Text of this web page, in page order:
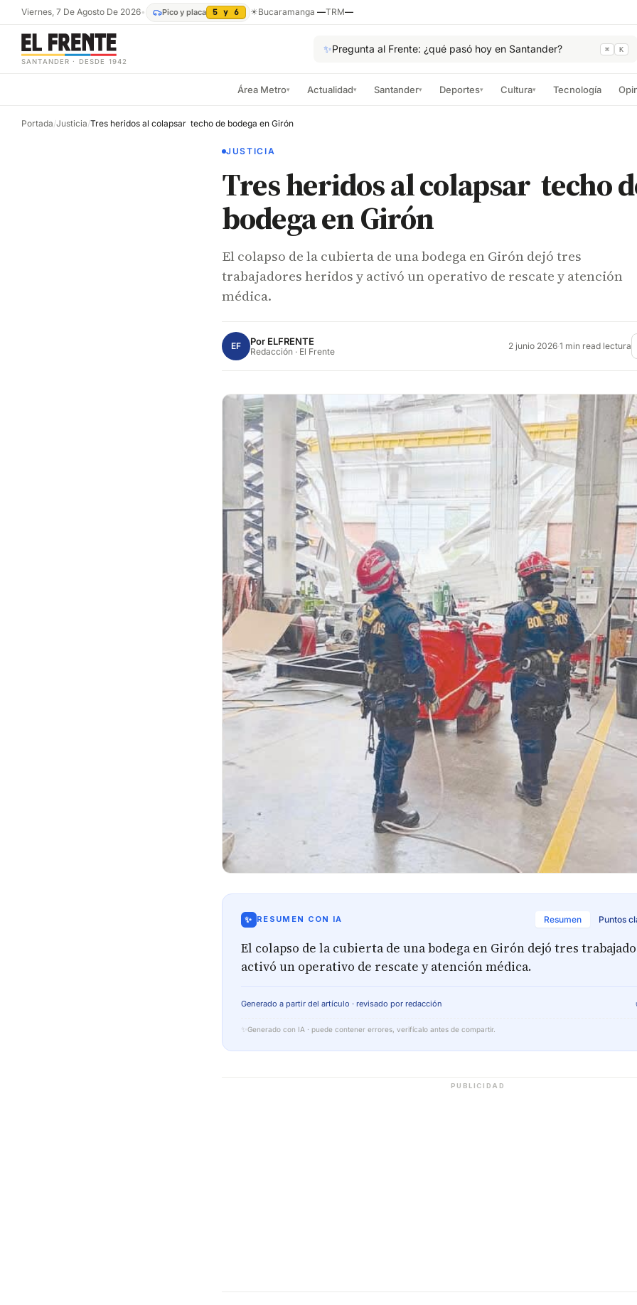
Viernes, 7 De Agosto De 2026• Pico y placa 5 y 6 ☀Bucaramanga —TRM—
SANTANDER · DESDE 1942
✨Pregunta al Frente: ¿qué pasó hoy en Santander? ⌘ K
Área Metro▾ Actualidad▾ Santander▾ Deportes▾ Cultura▾ Tecnología
Portada/Justicia/Tres heridos al colapsar techo de bodega en Girón
JUSTICIA
Tres heridos al colapsar techo
bodega en Girón
El colapso de la cubierta de una bodega en Girón dejó tres
trabajadores heridos y activó un operativo de rescate y atención
médica.
EF Por ELFRENTE
Redacción · El Frente 2 junio 2026·1 min read lectura
✨ RESUMEN CON IA Resumen Puntos
El colapso de la cubierta de una bodega en Girón dejó tres
activó un operativo de rescate y atención médica.
Generado a partir del artículo · revisado por redacción
✨ Generado con IA · puede contener errores, verifícalo antes de compartir.
PUBLICIDAD